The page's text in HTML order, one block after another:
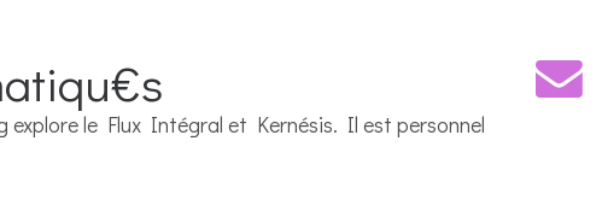
explore le Flux Intégral et Kernésis. Il est personnel